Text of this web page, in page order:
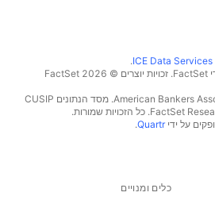
ICE Data Services
.
בחר נתוני ייחוס המסופקים על ידי FactSet. זכויות יוצרים © 2026 ‏FactSet
זכויות יוצרים © 2026, ‏American Bankers Association. מסד הנתונים CUSIP
Quartr
.
כלים ומנויים